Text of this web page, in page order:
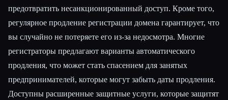
предотвратить несанкционированный доступ. Кроме того,
регулярное продление регистрации домена гарантирует, что
вы случайно не потеряете его из-за недосмотра. Многие
регистраторы предлагают варианты автоматического
продления, что может стать спасением для занятых
предпринимателей, которые могут забыть даты продления.
Доступны расширенные защитные услуги, которые защитят